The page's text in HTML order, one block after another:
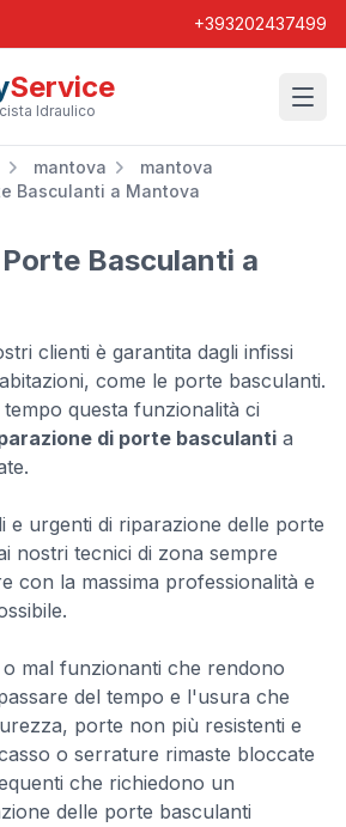
+393202437499
Service
Idraulico
mantova
mantova
Basculanti a Mantova
Basculanti a
clienti è garantita dagli infissi
come le porte basculanti.
questa funzionalità ci
di porte basculanti a
e urgenti di riparazione delle porte
nostri tecnici di zona sempre
con la massima professionalità e
mal funzionanti che rendono
del tempo e l'usura che
porte non più resistenti e
o serrature rimaste bloccate
che richiedono un
delle porte basculanti